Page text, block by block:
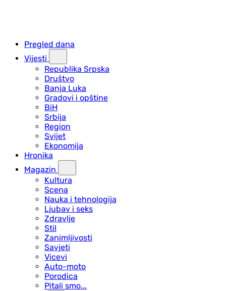
Pregled dana
Vijesti
Republika Srpska
Društvo
Banja Luka
Gradovi i opštine
BiH
Srbija
Region
Svijet
Ekonomija
Hronika
Magazin
Kultura
Scena
Nauka i tehnologija
Ljubav i seks
Zdravlje
Stil
Zanimljivosti
Savjeti
Vicevi
Auto-moto
Porodica
Pitali smo...